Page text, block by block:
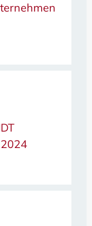
2024